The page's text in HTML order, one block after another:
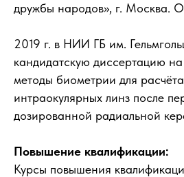
дружбы народов», г. Москва.
2019 г. в НИИ ГБ им.
кандидатскую диссертацию
методы биометрии для
интраокулярных линз после
дозированной радиальной
Повышение квалификации:
Курсы повышения